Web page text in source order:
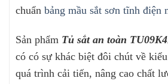
chuẩn bảng mầu sắt sơn tĩnh điện
Sản phẩm Tủ sắt an toàn
có có sự khác biệt đôi chút về
quá trình cải tiến, nâng cao chất